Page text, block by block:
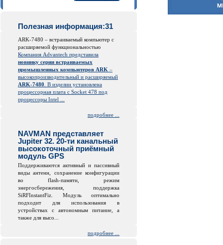
Полезная информация:31
ARK-7480 – встраиваемый компьютер с
расширяемой функциональностью
Компания Advantech представила
новинку серии встраиваемых
промышленных компьютеров ARK –
высокопроизводительный и расширяемый
ARK-7480 . В изделии установлена
процессорная плата с Socket 478 под
процессоры Intel ...
подробнее ...
NAVMAN представляет
Jupiter 32. 20-ти канальный
высокоточный приёмный
модуль GPS
Поддерживаются активный и пассивный
виды антенн, сохранение конфигурации
во flash-памяти, режим
энергосбережения, поддержка
SiRFInstantFiz. Модуль оптимально
подходит для использования в
устройствах с автономным питание, а
также для высо...
подробнее ...